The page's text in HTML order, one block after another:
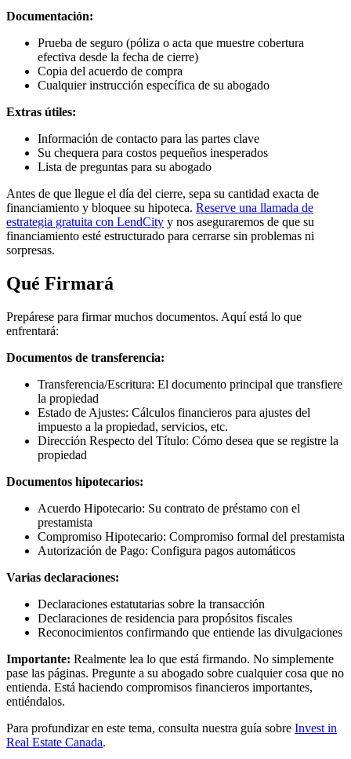
Documentación:
Prueba de seguro (póliza o acta que muestre cobertura
efectiva desde la fecha de cierre)
Copia del acuerdo de compra
Cualquier instrucción específica de su abogado
Extras útiles:
Información de contacto para las partes clave
Su chequera para costos pequeños inesperados
Lista de preguntas para su abogado
Antes de que llegue el día del cierre, sepa su cantidad exacta de
financiamiento y bloquee su hipoteca. Reserve una llamada de
estrategia gratuita con LendCity y nos aseguraremos de que su
financiamiento esté estructurado para cerrarse sin problemas ni
sorpresas.
Qué Firmará
Prepárese para firmar muchos documentos. Aquí está lo que
enfrentará:
Documentos de transferencia:
Transferencia/Escritura: El documento principal que transfiere
la propiedad
Estado de Ajustes: Cálculos financieros para ajustes del
impuesto a la propiedad, servicios, etc.
Dirección Respecto del Título: Cómo desea que se registre la
propiedad
Documentos hipotecarios:
Acuerdo Hipotecario: Su contrato de préstamo con el
prestamista
Compromiso Hipotecario: Compromiso formal del prestamista
Autorización de Pago: Configura pagos automáticos
Varias declaraciones:
Declaraciones estatutarias sobre la transacción
Declaraciones de residencia para propósitos fiscales
Reconocimientos confirmando que entiende las divulgaciones
Importante: Realmente lea lo que está firmando. No simplemente
pase las páginas. Pregunte a su abogado sobre cualquier cosa que no
entienda. Está haciendo compromisos financieros importantes,
entiéndalos.
Para profundizar en este tema, consulta nuestra guía sobre Invest in
Real Estate Canada.